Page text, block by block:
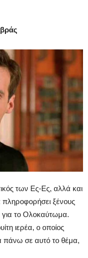
των Ες-Ες, αλλά και
ξένους
για το Ολοκαύτωμα.
ιερέα, ο οποίος
πάνω σε αυτό το θέμα,